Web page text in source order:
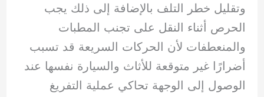
وتقليل خطر التلف بالإضافة إلى ذلك يجب
الحرص أثناء النقل على تجنب المطبات
والمنعطفات لأن الحركات السريعة قد تسبب
أضرارًا غير متوقعة للأثاث والسيارة نفسها عند
الوصول إلى الوجهة تحاكي عملية التفريغ